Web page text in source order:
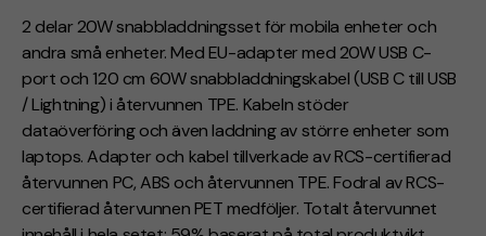
2 delar 20W snabbladdningsset för mobila enheter och
andra små enheter. Med EU-adapter med 20W USB C-
port och 120 cm 60W snabbladdningskabel (USB C till USB
/ Lightning) i återvunnen TPE. Kabeln stöder
dataöverföring och även laddning av större enheter som
laptops. Adapter och kabel tillverkade av RCS-certifierad
återvunnen PC, ABS och återvunnen TPE. Fodral av RCS-
certifierad återvunnen PET medföljer. Totalt återvunnet